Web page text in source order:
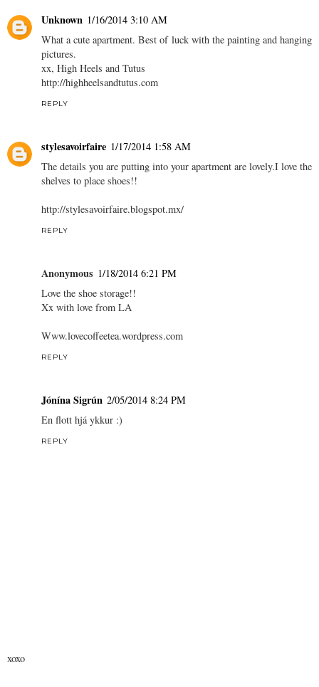
Unknown 1/16/2014 3:10 AM
What a cute apartment. Best of luck with the painting and hanging
pictures.
xx, High Heels and Tutus
http://highheelsandtutus.com
REPLY
stylesavoirfaire 1/17/2014 1:58 AM
The details you are putting into your apartment are lovely.I love the
shelves to place shoes!!
http://stylesavoirfaire.blogspot.mx/
REPLY
Anonymous 1/18/2014 6:21 PM
Love the shoe storage!!
Xx with love from LA
Www.lovecoffeetea.wordpress.com
REPLY
Jónína Sigrún 2/05/2014 8:24 PM
En flott hjá ykkur :)
REPLY
xoxo